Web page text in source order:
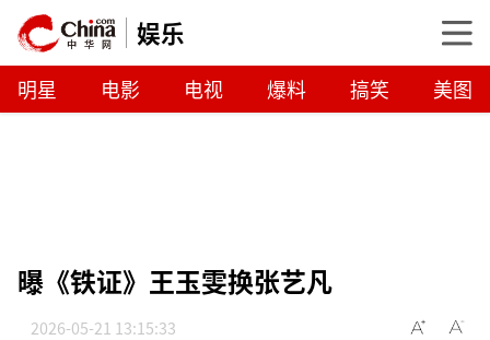
娱乐
明星 电影 电视 爆料 搞笑 美图
曝《铁证》王玉雯换张艺凡
2026-05-21 13:15:33